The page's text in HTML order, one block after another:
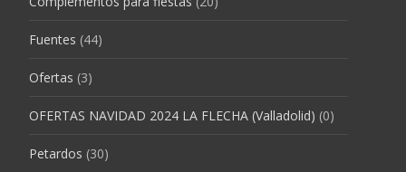
Fuentes (44)
Ofertas (3)
OFERTAS NAVIDAD 2024 LA FLECHA (Valladolid) (0)
Petardos (30)